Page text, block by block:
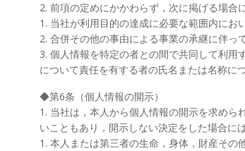
2. 前項の定めにかかわらず，次に掲げる場合
1. 当社が利用目的の達成に必要な範囲内に
2. 合併その他の事由による事業の承継に伴っ
3. 個人情報を特定の者との間で共同して利
について責任を有する者の氏名または名称に
◆第6条（個人情報の開示）
1. 当社は，本人から個人情報の開示を求め
いこともあり，開示しない決定をした場合に
1. 本人または第三者の生命，身体，財産その